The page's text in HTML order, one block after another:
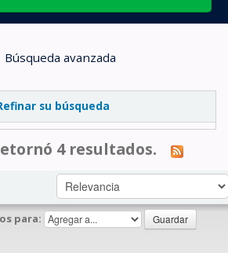
Búsqueda avanzada
su búsqueda
4 resultados.
para: